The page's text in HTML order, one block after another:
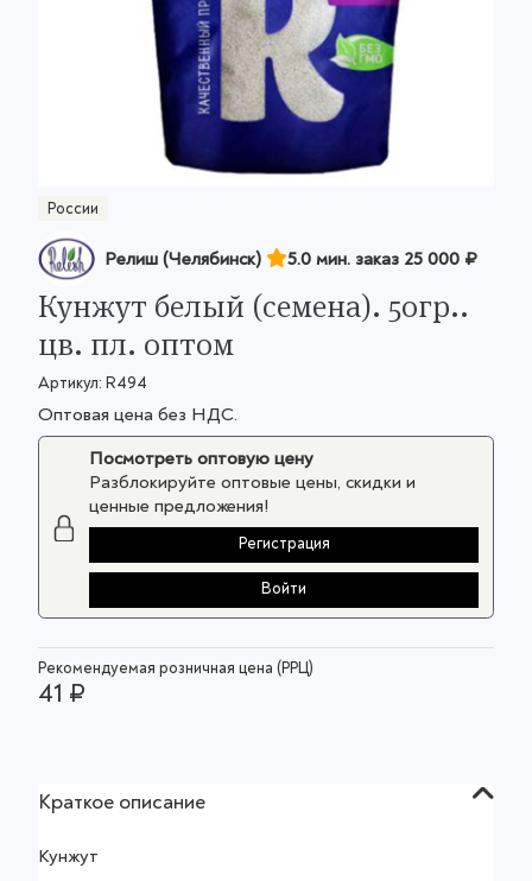
России
Релиш (Челябинск) 5.0 мин. заказ 25 000 ₽
Кунжут белый (семена). 50гр..
цв. пл. оптом
Артикул: R494
Оптовая цена без НДС.
Посмотреть оптовую цену
Разблокируйте оптовые цены, скидки и
ценные предложения!
Регистрация
Войти
Рекомендуемая розничная цена (РРЦ)
41 ₽
Краткое описание
Кунжут